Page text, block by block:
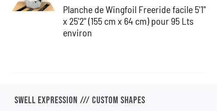
initial
était :
actuel
est :
Planche de Wingfoil Freeride facile 5'1"
x 25'2" (155 cm x 64 cm) pour 95 Lts
environ
SWELL EXPRESSION /// CUSTOM SHAPES